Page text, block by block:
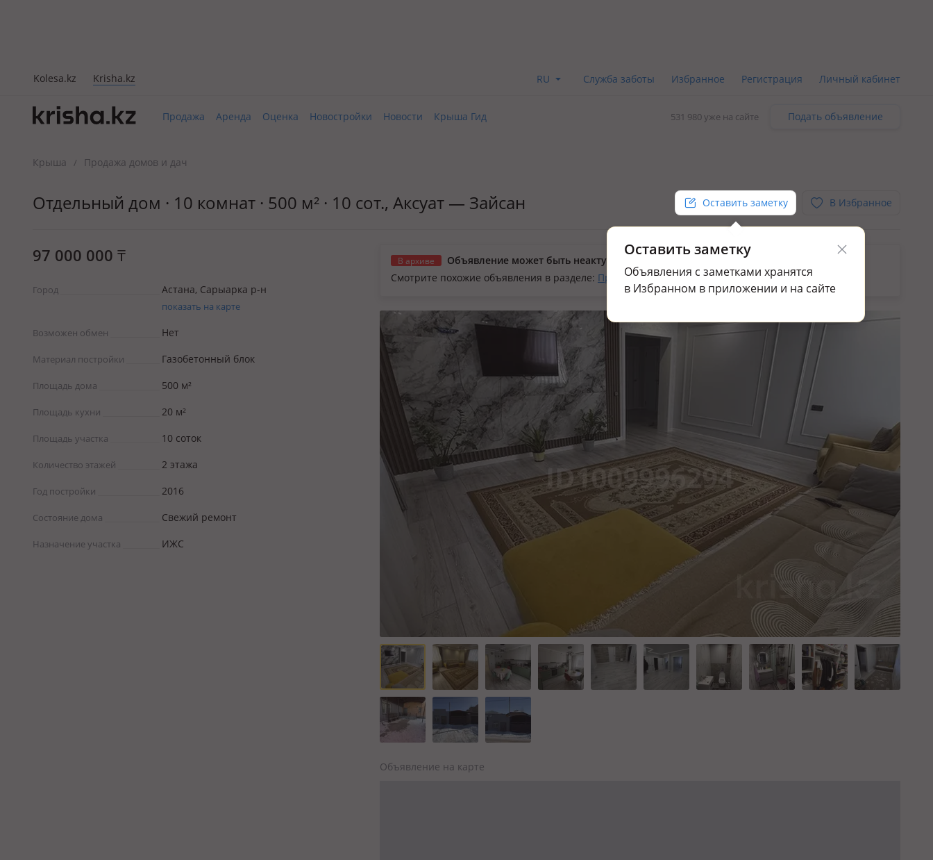
Kolesa.kz Krisha.kz RU Служба заботы Избранное Регистрация Личный кабинет
Продажа Аренда Оценка Новостройки Новости Крыша Гид 531 980 уже на сайте Подать объявление
Крыша / Продажа домов и дач
Отдельный дом · 10 комнат · 500 м² · 10 сот., Аксуат — Зайсан Оставить заметку
Оставить заметку
Объявления с заметками хранятся
в Избранном в приложении и на сайте
В Избранное
97 000 000 ₸
Город Астана, Сарыарка р-н
показать на карте
Возможен обмен Нет
Материал постройки Газобетонный блок
Площадь дома 500 м²
Площадь кухни 20 м²
Площадь участка 10 соток
Количество этажей 2 этажа
Год постройки 2016
Состояние дома Свежий ремонт
Назначение участка ИЖС
В архиве
Объявление может быть неактуальным.
Смотрите похожие объявления в разделе: Продажа домов и дач в Сарыарка р-н
Объявление на карте